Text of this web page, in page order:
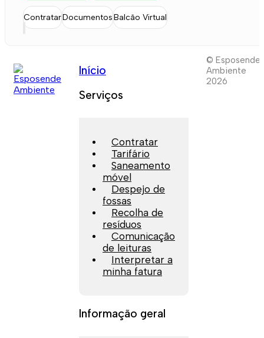
ContratarDocumentosBalcão Virtual
Início
Serviços
Contratar
Tarifário
Saneamento
móvel
Despejo de
fossas
Recolha de
resíduos
Comunicação
de leituras
Interpretar a
minha fatura
Informação geral
© Esposende
Ambiente
2026